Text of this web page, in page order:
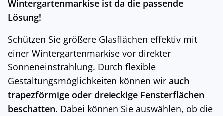
Wintergartenmarkise ist da die passende
Lösung!
Schützen Sie größere Glasflächen effektiv mit
einer Wintergartenmarkise vor direkter
Sonneneinstrahlung. Durch flexible
Gestaltungsmöglichkeiten können wir auch
trapezförmige oder dreieckige Fensterflächen
beschatten. Dabei können Sie auswählen, ob die